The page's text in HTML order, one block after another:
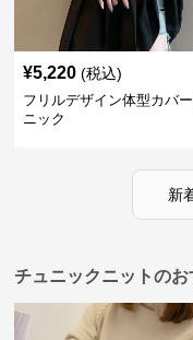
¥5,220 (税込)
フリルデザイン体型カバ
ニック
新
チュニックニットの